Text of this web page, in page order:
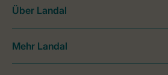
Über Landal
Mehr Landal